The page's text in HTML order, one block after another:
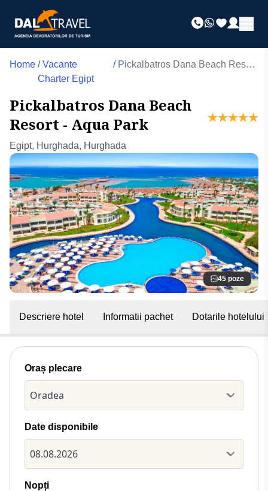
Home / Vacante
Charter Egipt
/ Pickalbatros Dana Beach Resort
Pickalbatros Dana Beach
Resort - Aqua Park
Egipt, Hurghada, Hurghada
45 poze
Descriere hotel Informatii pachet Dotarile hotelului
Oraș plecare
Date disponibile
Nopți